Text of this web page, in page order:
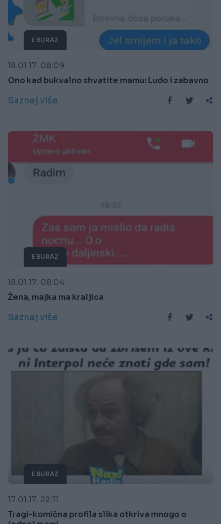
E BURAZ
18.01.17. 08:09
Ono kad bukvalno shvatite mamu: Ludo i zabavno
Saznaj više
E BURAZ
18.01.17. 08:04
Žena, majka ma kraljica
Saznaj više
E BURAZ
17.01.17. 22:11
Tragi-komična profila slika otkriva mnogo o